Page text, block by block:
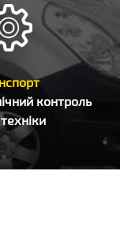
контроль
техніки